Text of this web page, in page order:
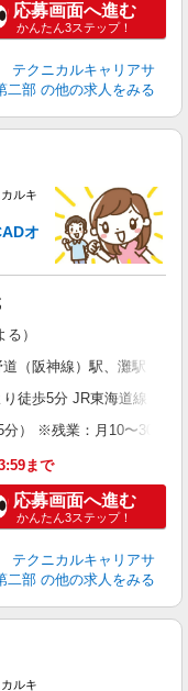
応募画面へ進む
かんたん3ステップ！
テクニカルキャリアサ
二部 の他の求人をみる
ルキ
オ
）
（阪神線）駅、灘駅
徒歩5分 JR東海道線「灘
） ※残業：月10〜30時
まで
応募画面へ進む
かんたん3ステップ！
テクニカルキャリアサ
二部 の他の求人をみる
ルキ